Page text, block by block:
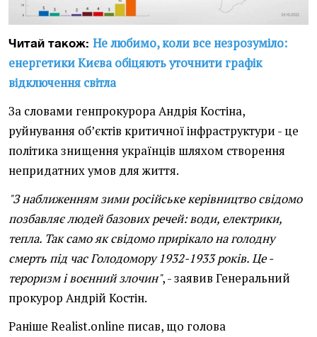
Читай також: Не любимо, коли все незрозуміло:
енергетики Києва обіцяють уточнити графік
відключення світла
За словами генпрокурора Андрія Костіна,
руйнування об’єктів критичної інфраструктури - це
політика знищення українців шляхом створення
непридатних умов для життя.
"З наближенням зими російське керівництво свідомо
позбавляє людей базових речей: води, електрики,
тепла. Так само як свідомо прирікало на голодну
смерть під час Голодомору 1932-1933 років. Це -
тероризм і воєнний злочин", - заявив Генеральний
прокурор Андрій Костін.
Раніше Realist.online писав, що голова